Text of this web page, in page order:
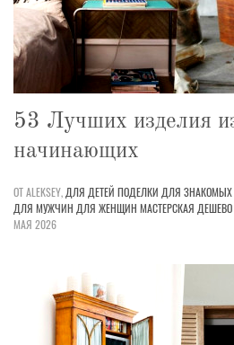
53 Лучших изделия
начинающих
ОТ ALEKSEY, ДЛЯ ДЕТЕЙ ПОДЕЛКИ ДЛЯ ЗНАКОМЫХ
ДЛЯ МУЖЧИН ДЛЯ ЖЕНЩИН МАСТЕРСКАЯ ДЕШЕВО
МАЯ 2026